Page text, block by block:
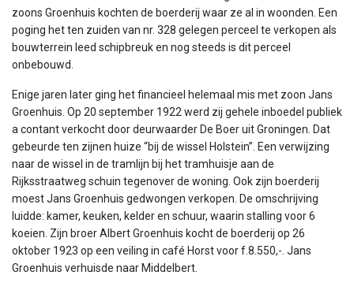
zoons Groenhuis kochten de boerderij waar ze al in woonden. Een
poging het ten zuiden van nr. 328 gelegen perceel te verkopen als
bouwterrein leed schipbreuk en nog steeds is dit perceel
onbebouwd.
Enige jaren later ging het financieel helemaal mis met zoon Jans
Groenhuis. Op 20 september 1922 werd zij gehele inboedel publiek
a contant verkocht door deurwaarder De Boer uit Groningen. Dat
gebeurde ten zijnen huize “bij de wissel Holstein”. Een verwijzing
naar de wissel in de tramlijn bij het tramhuisje aan de
Rijksstraatweg schuin tegenover de woning. Ook zijn boerderij
moest Jans Groenhuis gedwongen verkopen. De omschrijving
luidde: kamer, keuken, kelder en schuur, waarin stalling voor 6
koeien. Zijn broer Albert Groenhuis kocht de boerderij op 26
oktober 1923 op een veiling in café Horst voor f.8.550,-. Jans
Groenhuis verhuisde naar Middelbert.